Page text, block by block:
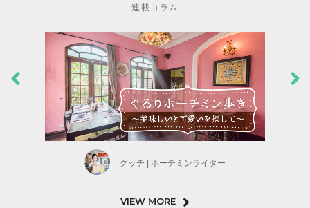
連載コラム
グッチ | ホーチミンライター
VIEW MORE